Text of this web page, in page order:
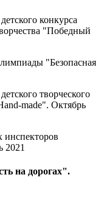
конкурса
"Победный
"Безопасная
творческого
made". Октябрь
инспекторов
2021
на дорогах".